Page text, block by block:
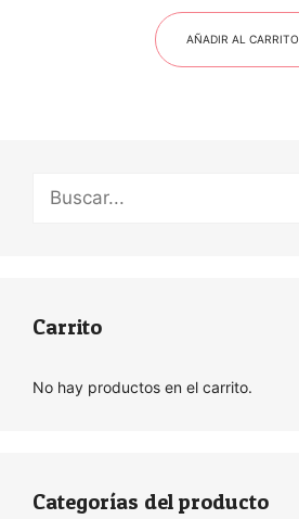
AÑADIR AL CARRITO
Carrito
No hay productos en el carrito.
Categorías del producto